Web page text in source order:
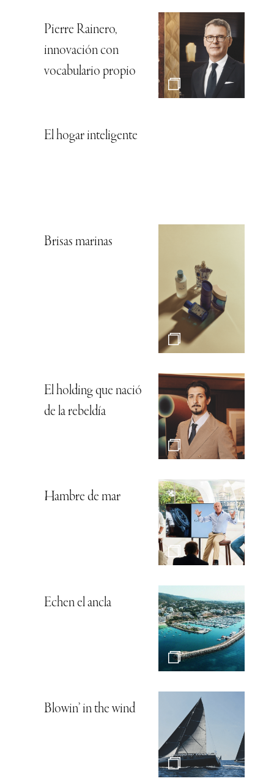
Pierre Rainero,
innovación con
vocabulario propio
El hogar inteligente
Brisas marinas
El holding que nació
de la rebeldía
Hambre de mar
Echen el ancla
Blowin’ in the wind